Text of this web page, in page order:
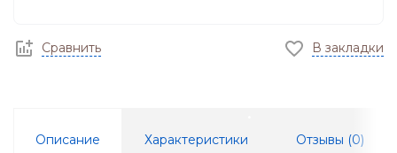
Сравнить В закладки
Описание Характеристики Отзывы (0)